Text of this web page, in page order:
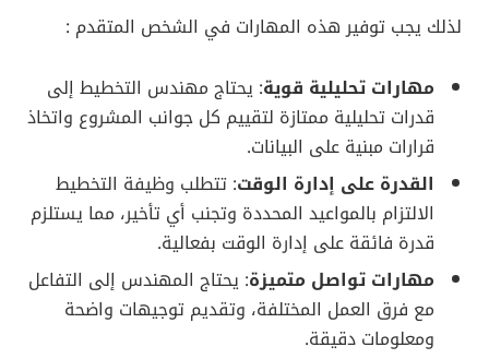
لذلك يجب توفير هذه المهارات في الشخص المتقدم :
مهارات تحليلية قوية: يحتاج مهندس التخطيط إلى
قدرات تحليلية ممتازة لتقييم كل جوانب المشروع واتخاذ
قرارات مبنية على البيانات.
القدرة على إدارة الوقت: تتطلب وظيفة التخطيط
الالتزام بالمواعيد المحددة وتجنب أي تأخير، مما يستلزم
قدرة فائقة على إدارة الوقت بفعالية.
مهارات تواصل متميزة: يحتاج المهندس إلى التفاعل
مع فرق العمل المختلفة، وتقديم توجيهات واضحة
ومعلومات دقيقة.